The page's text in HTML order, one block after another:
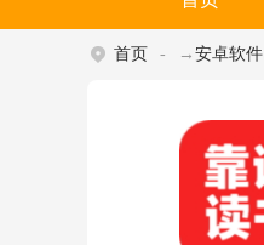
首页 → 安卓软件